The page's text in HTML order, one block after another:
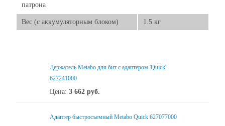
патрона
Вес (с аккумуляторным блоком) 1.5 кг
Держатель Metabo для бит с адаптером 'Quick'
627241000
Цена: 3 662 руб.
Адаптер быстросъемный Metabo Quick 627077000